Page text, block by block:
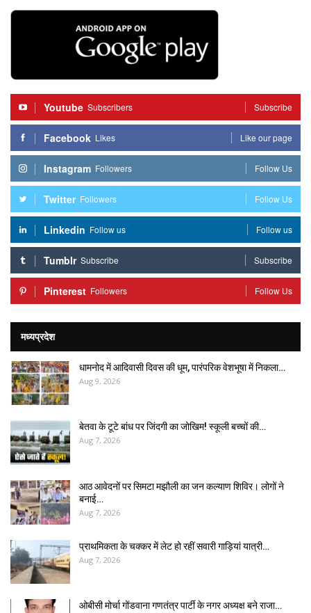
Youtube Subscribers Subscribe
Facebook Likes Like our page
Instagram Followers Follow Us
Twitter Followers Follow Us
Linkedin Follow us Follow us
Tumblr Subscribe Subscribe
Pinterest Followers Follow Us
मध्यप्रदेश
धामनोद में आदिवासी दिवस की धूम, पारंपरिक वेशभूषा में निकला…
Aug 9, 2026
बेतवा के टूटे बांध पर जिंदगी का जोखिम! स्कूली बच्चों की…
Aug 7, 2026
आठ आवेदनों पर सिमटा मझौली का जन कल्याण शिविर। लोगों ने
बनाई…
Aug 7, 2026
प्राथमिकता के चक्कर में लेट हो रहीं सवारी गाड़ियां यात्री…
Aug 7, 2026
ओबीसी मोर्चा गोंडवाना गणतंत्र पार्टी के नगर अध्यक्ष बने राजा…